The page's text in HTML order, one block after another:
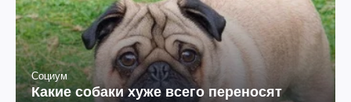
Социум
Какие собаки хуже всего переносят